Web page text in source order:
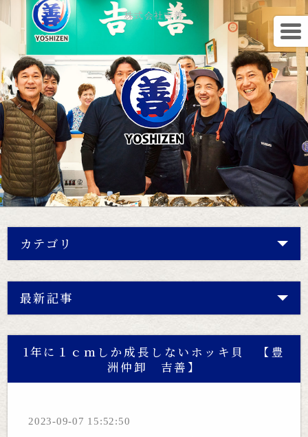
株式会社吉善
カテゴリ
最新記事
1年に１ｃｍしか成長しないホッキ貝 【豊
洲仲卸 吉善】
2023-09-07 15:52:50